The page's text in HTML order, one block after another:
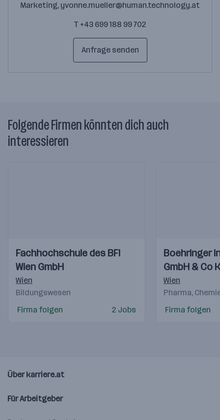
Marketing, yvonne.mueller@human.technology.at
T +43 699 188 99 702
Anfrage senden
Folgende Firmen könnten dich auch
interessieren
Videos
Einblicke
Einblicke
Fachhochschule des BFI
Wien GmbH
Wien
Bildungswesen
Firma folgen
2 Jobs
Videos
Einblicke
Einblicke
Boehringer
GmbH & Co
Wien
Pharma,
Firma folgen
Über karriere.at
Für Arbeitgeber